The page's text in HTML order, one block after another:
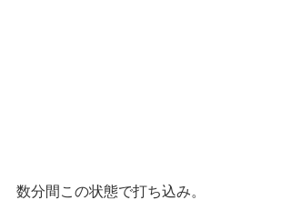
数分間この状態で打ち込み。